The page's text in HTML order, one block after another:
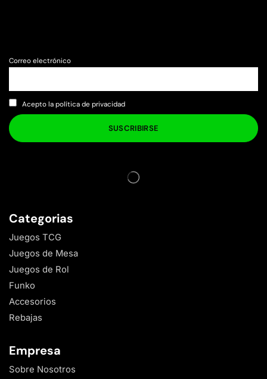
Correo electrónico
Acepto la política de privacidad
Categorias
Juegos TCG
Juegos de Mesa
Juegos de Rol
Funko
Accesorios
Rebajas
Empresa
Sobre Nosotros